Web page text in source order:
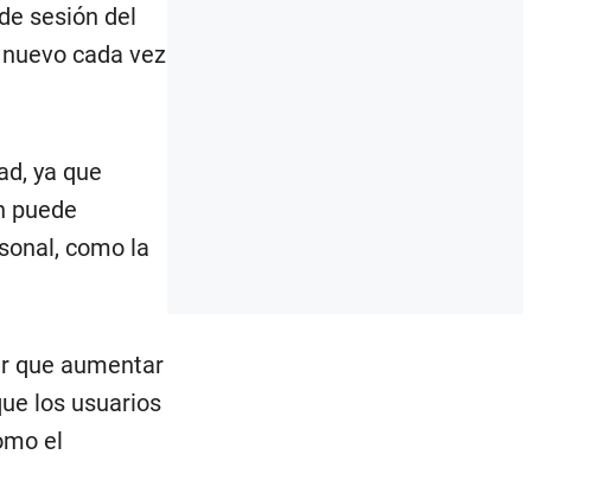
sesión del
cada vez
ya que
puede
como la
que aumentar
los usuarios
el